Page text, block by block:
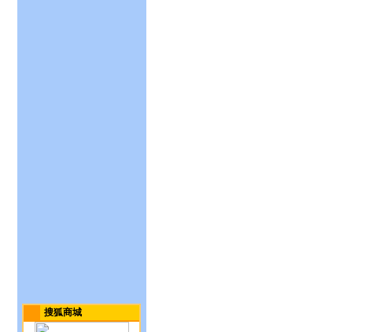
搜狐商城